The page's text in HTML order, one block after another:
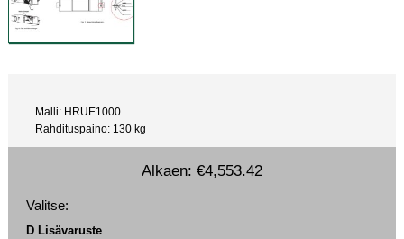
Malli: HRUE1000
Rahdituspaino: 130 kg
Alkaen: €4,553.42
Valitse:
D Lisävaruste